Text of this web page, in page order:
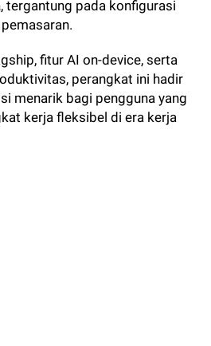
, tergantung pada konfigurasi
fitur AI on-device, serta
perangkat ini hadir
menarik bagi pengguna yang
kerja fleksibel di era kerja